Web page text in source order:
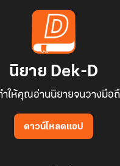
นิยาย Dek-D
ให้คุณอ่านนิยายจนวางมือ
ดาวน์โหลดแอป